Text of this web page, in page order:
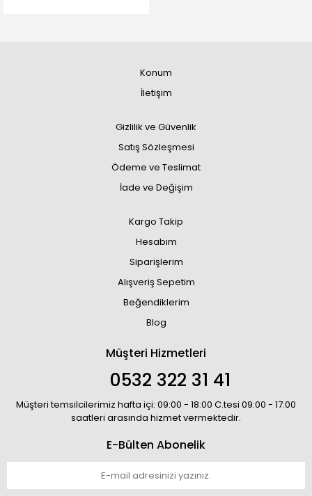
Konum
İletişim
Gizlilik ve Güvenlik
Satış Sözleşmesi
Ödeme ve Teslimat
İade ve Değişim
Kargo Takip
Hesabım
Siparişlerim
Alışveriş Sepetim
Beğendiklerim
Blog
Müşteri Hizmetleri
0532 322 31 41
Müşteri temsilcilerimiz hafta içi: 09:00 - 18:00 C.tesi 09:00 - 17:00
saatleri arasında hizmet vermektedir.
E-Bülten Abonelik